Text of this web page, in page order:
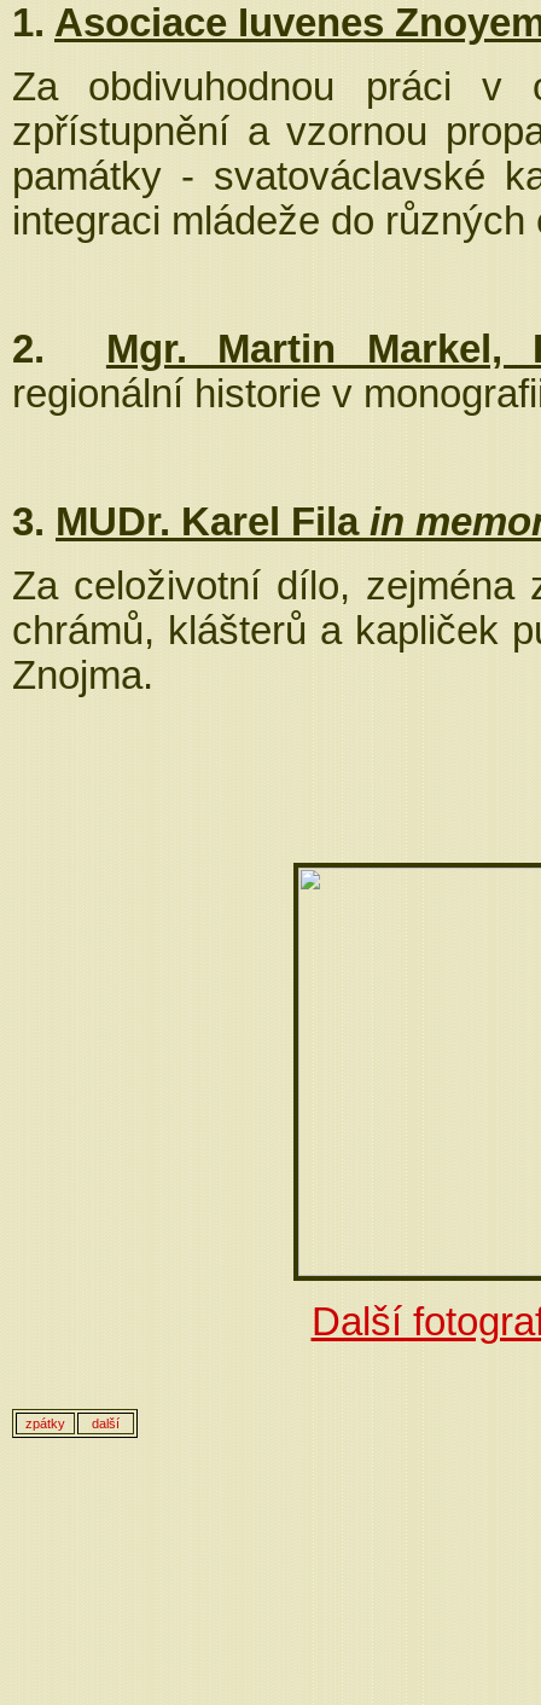
1. Asociace Iuvenes
Za obdivuhodnou práci v
zpřístupnění a vzornou
památky - svatováclavské
integraci mládeže do
2. Mgr. Martin Markel,
regionální historie v
3. MUDr. Karel Fila in
Za celoživotní dílo, zejména
chrámů, klášterů a kapliček
Znojma.
Další
zpátky další